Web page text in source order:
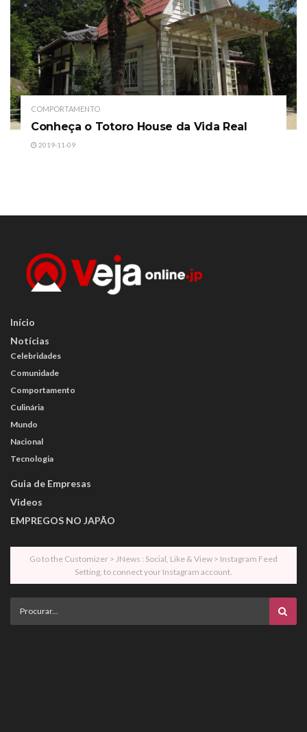
COMPORTAMENTO
Conheça o Totoro House da Vida Real
2019-11-09
Início
Notícias
Celebridades
Comunidade
Comportamento
Culinária
Mundo
Nacional
Tecnologia
Guia de Empresas
Videos
EMPREGOS NO JAPÃO
Go to the Customizer > JNews : Social, Like & View > Instagram Feed
Setting, to connect your Instagram account.